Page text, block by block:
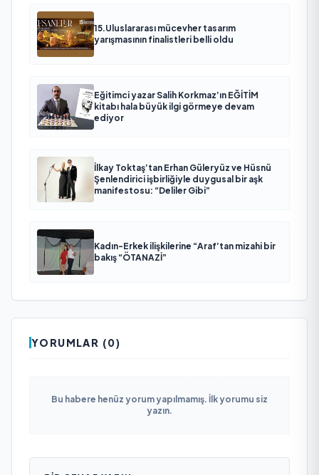
15.Uluslararası mücevher tasarım
yarışmasının finalistleri belli oldu
Eğitimci yazar Salih Korkmaz’ın EĞİTİM
kitabı hala büyük ilgi görmeye devam
ediyor
İlkay Toktaş’tan Erhan Güleryüz ve Hüsnü
Şenlendirici işbirliğiyle duygusal bir aşk
manifestosu: “Deliler Gibi”
Kadın-Erkek ilişkilerine “Araf’tan mizahi bir
bakış “ÖTANAZİ”
YORUMLAR (0)
Bu habere henüz yorum yapılmamış. İlk yorumu siz
yazın.